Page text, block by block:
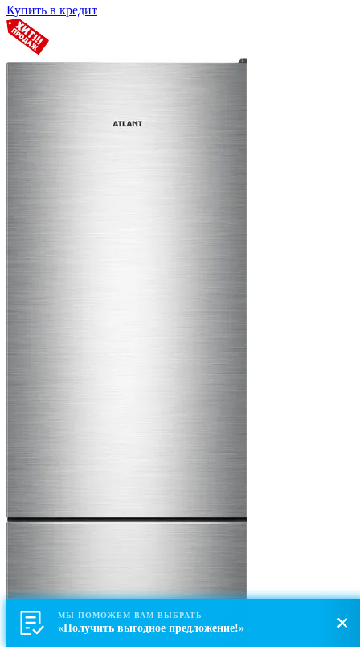
Купить в кредит
МЫ ПОМОЖЕМ ВАМ ВЫБРАТЬ
«Получить выгодное предложение!»